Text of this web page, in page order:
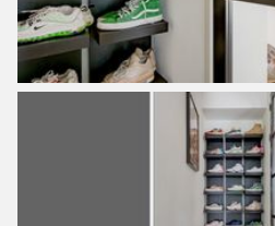
The very spacious bathroom is
double sink, double oval mirrors, a
with a rain shower, and a toilet.
laundry room/storage room
and dryer connection is, there is
freezer. On the other side of the
bedroom with (a music) studio,